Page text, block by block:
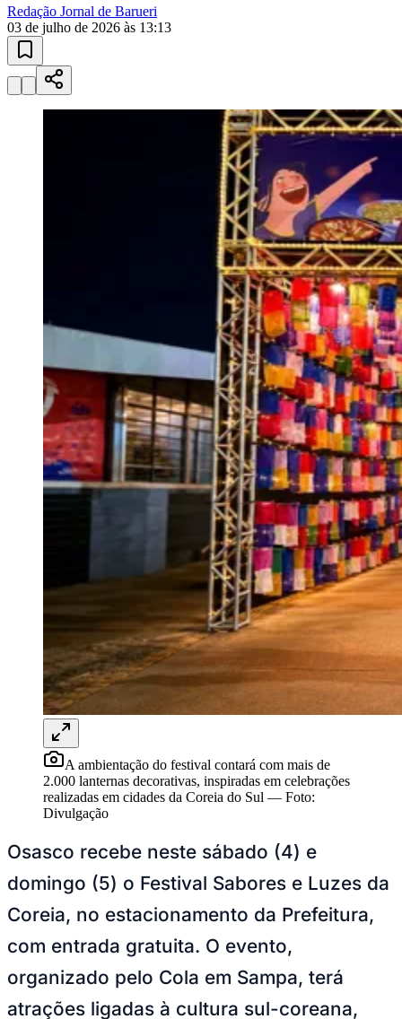
Bragantino
A ambientação do festival contará com mais de
2.000 lanternas decorativas, inspiradas em celebrações
realizadas em cidades da Coreia do Sul
Foto:
Divulgação
Osasco recebe neste sábado (4) e
domingo (5) o Festival Sabores e Luzes da
Coreia, no estacionamento da Prefeitura,
com entrada gratuita. O evento,
organizado pelo Cola em Sampa, terá
atrações ligadas à cultura sul-coreana,
como apresentações de K-pop,